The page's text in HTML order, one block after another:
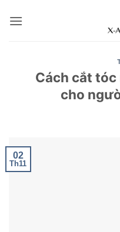
qua
Cách cắt
cho
02
Th11